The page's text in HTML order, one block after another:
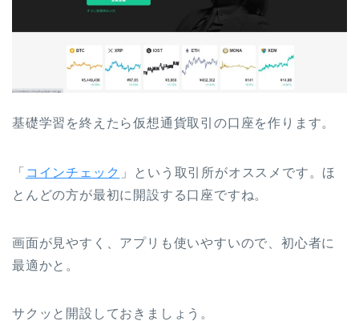
基礎学習を終えたら仮想通貨取引の口座を作ります。
「 コインチェック 」という取引所がオススメです。ほ
とんどの方が最初に開設する口座ですね。
画面が見やすく、アプリも使いやすいので、初心者に
最適かと。
サクッと開設しておきましょう。